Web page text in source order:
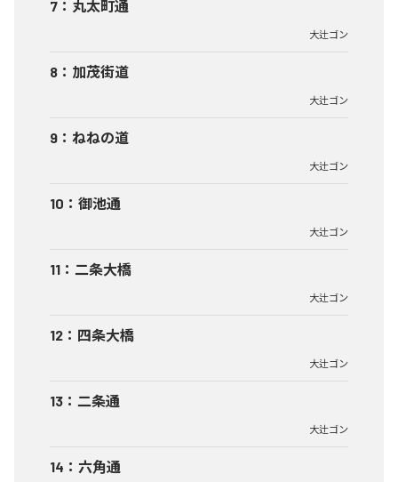
7 ： 丸太町通
大辻ゴン
8 ： 加茂街道
大辻ゴン
9 ： ねねの道
大辻ゴン
10 ： 御池通
大辻ゴン
11 ： 二条大橋
大辻ゴン
12 ： 四条大橋
大辻ゴン
13 ： 二条通
大辻ゴン
14 ： 六角通